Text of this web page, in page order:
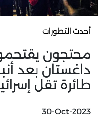
أحدث التطورات
محتجون
داغستان بعد
طائرة تقل
30-Oct-2023